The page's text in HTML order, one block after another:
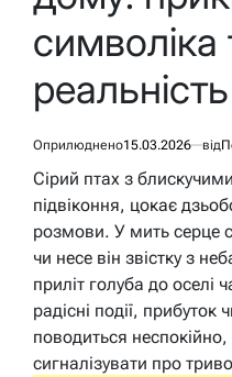
символіка
реальність
Оприлюднено15.03.2026 від
Сірий птах з
підвіконня, цокає
розмови. У мить серце
чи несе він звістку з
приліт голуба до оселі
радісні події,
поводиться
сигналізувати про